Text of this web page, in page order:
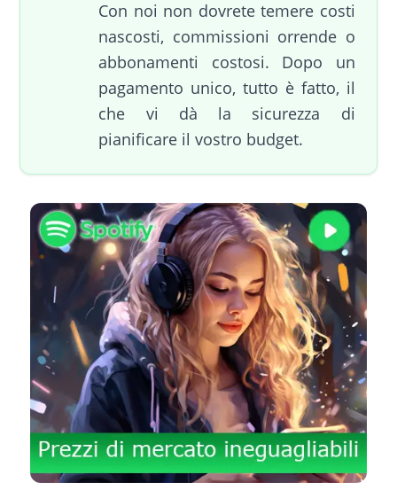
Con noi non dovrete temere costi
nascosti, commissioni orrende o
abbonamenti costosi. Dopo un
pagamento unico, tutto è fatto, il
che vi dà la sicurezza di
pianificare il vostro budget.